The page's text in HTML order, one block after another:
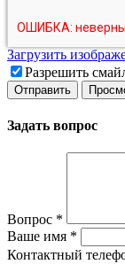
Загрузить
Разрешить
Задать вопрос
Вопрос *
Ваше имя *
Контактный